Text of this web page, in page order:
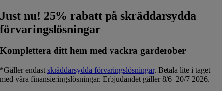
Just nu! 25% rabatt på skräddarsydda
förvaringslösningar
Komplettera ditt hem med vackra garderober
*Gäller endast skräddarsydda förvaringslösningar. Betala lite i taget
med våra finansieringslösningar. Erbjudandet gäller 8/6–20/7 2026.